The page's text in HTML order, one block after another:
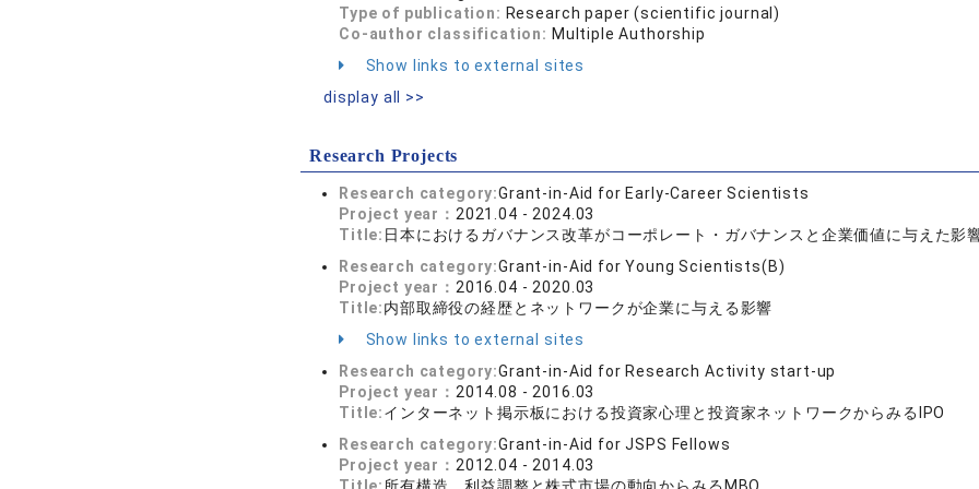
Type of publication: Research paper (scientific journal)
Co-author classification: Multiple Authorship
Show links to external sites
display all >>
Research Projects
Research category:Grant-in-Aid for Early-Career Scientists
Project year： 2021.04 - 2024.03
Title: 日本におけるガバナンス改革がコーポレート・ガバナンスと企業価値に与えた影
Research category:Grant-in-Aid for Young Scientists(B)
Project year： 2016.04 - 2020.03
Title:内部取締役の経歴とネットワークが企業に与える影響
Show links to external sites
Research category:Grant-in-Aid for Research Activity start-up
Project year： 2014.08 - 2016.03
Title:インターネット掲示板における投資家心理と投資家ネットワークからみるIPO
Research category:Grant-in-Aid for JSPS Fellows
Project year： 2012.04 - 2014.03